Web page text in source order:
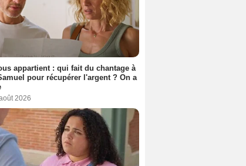
appartient : qui fait du chantage à
pour récupérer l'argent ? On a
2026